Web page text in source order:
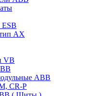
ESB
AX
VB
ABB
CR-P